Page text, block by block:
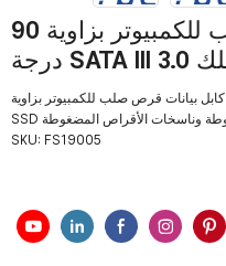
كابل بيانات قرص صلب للكمبيوتر بزاوية 90
كابل بيانات قرص صلب للكمبيوتر بزاوية SATA III 3.0 متوافق مع أقراص SATA HDD و
SKU: FS19005